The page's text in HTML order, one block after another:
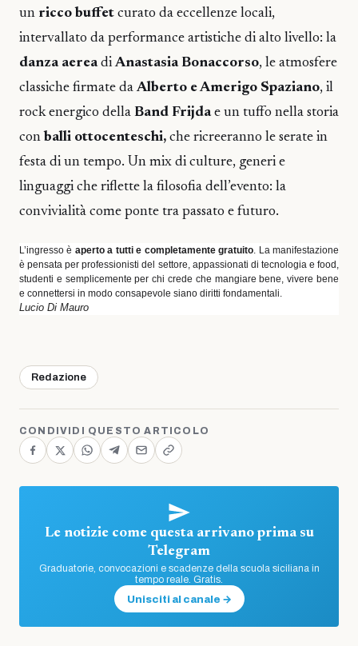
un ricco buffet curato da eccellenze locali,
intervallato da performance artistiche di alto livello: la
danza aereadiAnastasia Bonaccorso, le atmosfere
classiche firmate daAlberto e Amerigo Spaziano, il
rock energico della Band Frijdae un tuffo nella storia
con balli ottocenteschi, che ricreeranno le serate in
festa di un tempo. Un mix di culture, generi e
linguaggi che riflette la filosofia dell’evento: la
convivialità come ponte tra passato e futuro.
L’ingresso è aperto a tutti e completamente gratuito. La manifestazione
è pensata per professionisti del settore, appassionati di tecnologia e food,
studenti e semplicemente per chi crede che mangiare bene, vivere bene
e connettersi in modo consapevole siano diritti fondamentali.
Lucio Di Mauro
Redazione
CONDIVIDI QUESTO ARTICOLO
Le notizie come questa arrivano prima su
Telegram
Graduatorie, convocazioni e scadenze della scuola siciliana in
tempo reale. Gratis.
Unisciti al canale →